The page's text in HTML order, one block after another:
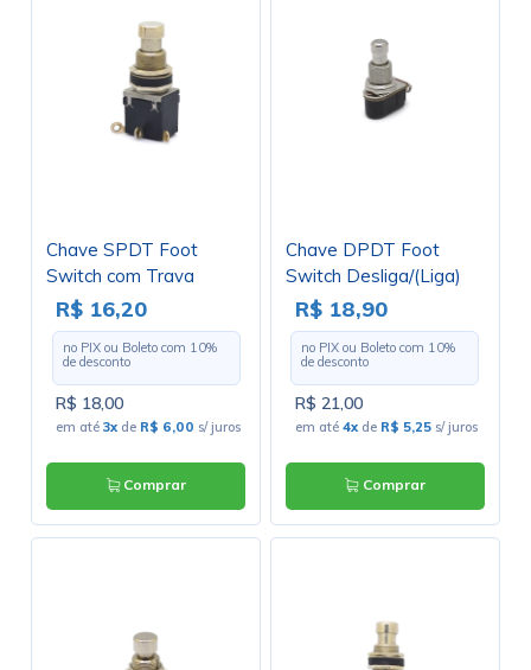
Chave SPDT Foot
Switch com Trava
Liga/Liga para Solda
Fio - PBS-24-102 -
Jietong
R$ 16,20
no PIX ou Boleto com 10%
de desconto
R$ 18,00
em até3x de R$ 6,00 s/ juros
Comprar
Chave DPDT Foot
Switch Desliga/(Liga)
Momentâneo - PBS-
24B-2
R$ 18,90
no PIX ou Boleto com 10%
de desconto
R$ 21,00
em até 4x de R$ 5,25 s/ juros
Comprar